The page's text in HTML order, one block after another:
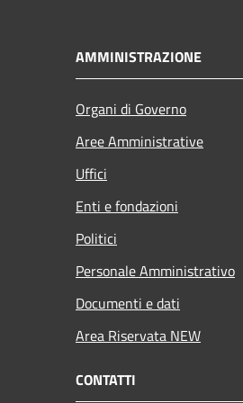
AMMINISTRAZIONE
Organi di Governo
Aree Amministrative
Uffici
Enti e fondazioni
Politici
Personale Amministrativo
Documenti e dati
Area Riservata NEW
CONTATTI